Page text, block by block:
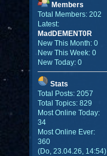
Members
Total Members: 202
Latest:
MadDEMENT0R
New This Month: 0
New This Week: 0
New Today: 0
Stats
Total Posts: 2057
Total Topics: 829
Most Online Today:
34
Most Online Ever:
360
(Do, 23.04.26, 14:54)